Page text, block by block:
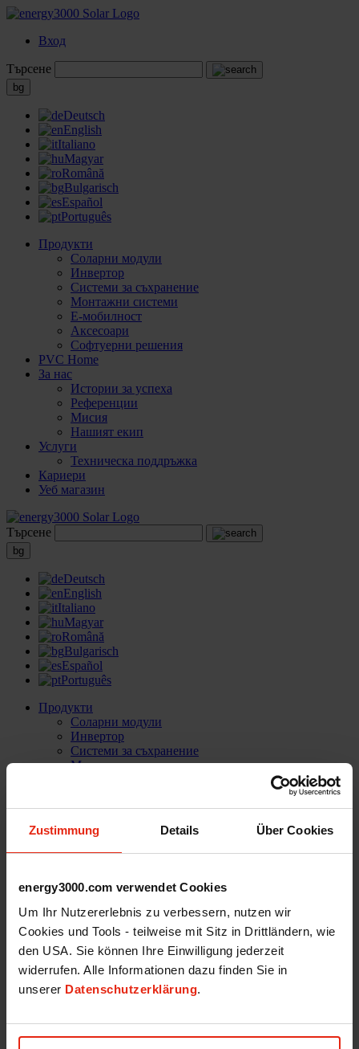
Zustimmung Details Über Cookies
energy3000.com verwendet Cookies
Um Ihr Nutzererlebnis zu verbessern, nutzen wir
Cookies und Tools - teilweise mit Sitz in Drittländern, wie
den USA. Sie können Ihre Einwilligung jederzeit
widerrufen. Alle Informationen dazu finden Sie in
unserer Datenschutzerklärung.
Вход
Търсене
bg
Deutsch
English
Italiano
Magyar
Română
Bulgarisch
Español
Português
Продукти
Соларни модули
Инвертор
Системи за съхранение
Монтажни системи
Е-мобилност
Аксесоари
Софтуерни решения
PVC Home
За нас
Истории за успеха
Референции
Мисия
Нашият екип
Услуги
Техническа поддръжка
Кариери
Уеб магазин
Търсене
bg
Deutsch
English
Italiano
Magyar
Română
Bulgarisch
Español
Português
Продукти
Соларни модули
Инвертор
Системи за съхранение
Монтажни системи
Софтуерни решения
PVC Home
За нас
Истории за успеха
Мисия
Нашият екип
Услуги
Техническа поддръжка
Кариери
Уеб магазин